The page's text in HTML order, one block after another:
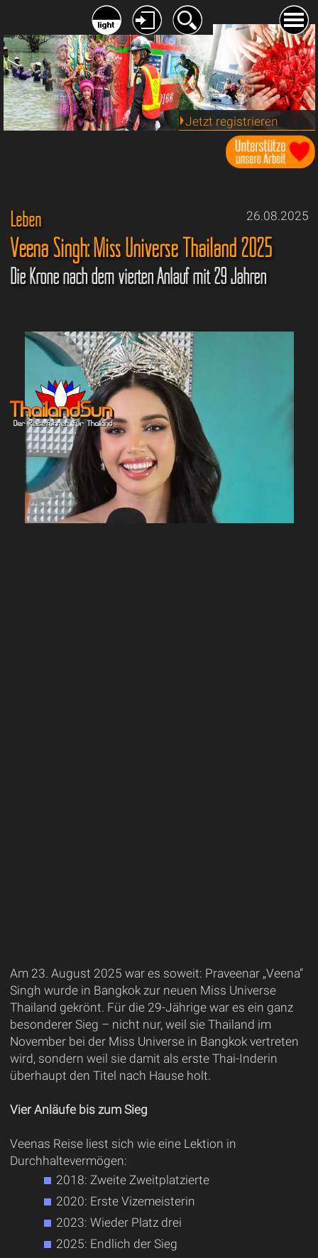
Jetzt registrieren
26.08.2025
Leben
Veena Singh: Miss Universe Thailand 2025
Die Krone nach dem vierten Anlauf mit 29 Jahren
Am 23. August 2025 war es soweit: Praveenar „Veena“
Singh wurde in Bangkok zur neuen Miss Universe
Thailand gekrönt. Für die 29-Jährige war es ein ganz
besonderer Sieg – nicht nur, weil sie Thailand im
November bei der Miss Universe in Bangkok vertreten
wird, sondern weil sie damit als erste Thai-Inderin
überhaupt den Titel nach Hause holt.
Vier Anläufe bis zum Sieg
Veenas Reise liest sich wie eine Lektion in
Durchhaltevermögen:
2018: Zweite Zweitplatzierte
2020: Erste Vizemeisterin
2023: Wieder Platz drei
2025: Endlich der Sieg